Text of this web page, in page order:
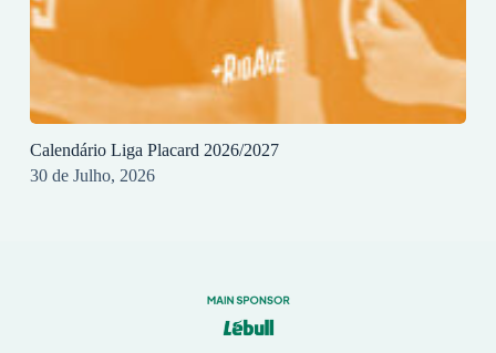
Calendário Liga Placard 2026/2027
30 de Julho, 2026